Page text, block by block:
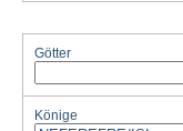
Götter
Könige